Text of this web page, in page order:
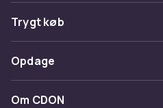
det perfekte værktøj til
oplev forskellen med en
Ofte stillede spørgsmål
Spor pakke
Fortryd & returner her
Kontakt os
Trygt køb
Betaling
Levering
Opdage
Kategorier
Om CDON